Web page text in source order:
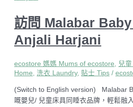
訪問 Malabar
Anjali Harjani
ecostore 媽媽 Mums of ecostore, 兒
Home, 洗衣 Laundry, 貼士 Tips /
(Switch to English version) Malabar
嘅嬰兒/ 兒童床具同睡衣品牌，輕鬆融